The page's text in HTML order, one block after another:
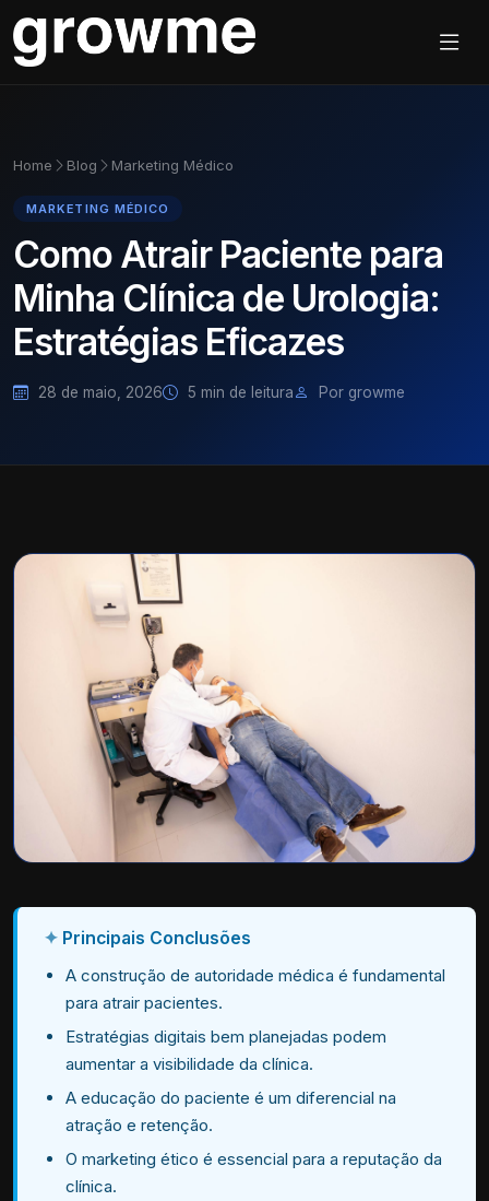
Home Blog Marketing Médico
MARKETING MÉDICO
Como Atrair Paciente para
Minha Clínica de Urologia:
Estratégias Eficazes
28 de maio, 2026 5 min de leitura Por growme
Principais Conclusões
A construção de autoridade médica é fundamental
para atrair pacientes.
Estratégias digitais bem planejadas podem
aumentar a visibilidade da clínica.
A educação do paciente é um diferencial na
atração e retenção.
O marketing ético é essencial para a reputação da
clínica.